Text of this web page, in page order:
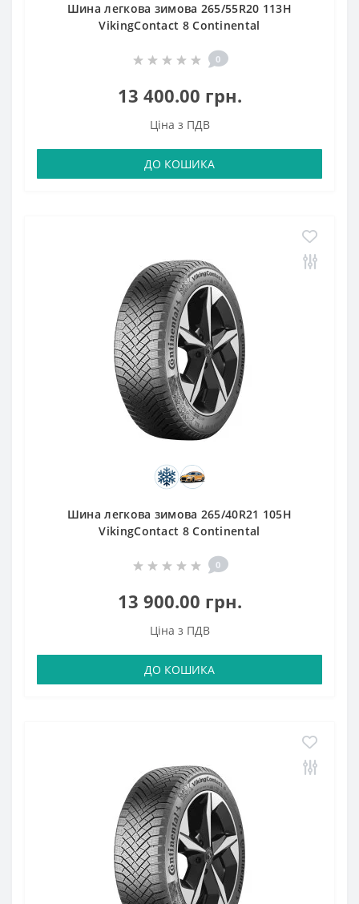
Шина легкова зимова 265/55R20 113H
VikingContact 8 Continental
0
13 400.00 грн.
Ціна з ПДВ
ДО КОШИКА
Шина легкова зимова 265/40R21 105H
VikingContact 8 Continental
0
13 900.00 грн.
Ціна з ПДВ
ДО КОШИКА